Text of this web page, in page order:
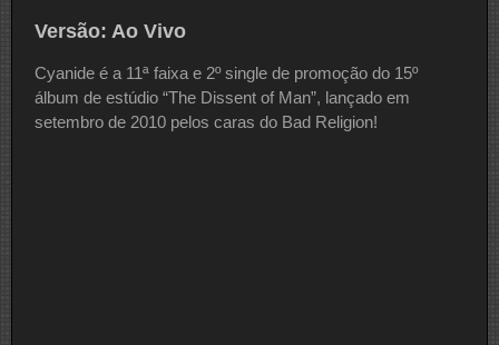
Versão: Ao Vivo
Cyanide é a 11ª faixa e 2º single de promoção do 15º
álbum de estúdio “The Dissent of Man”, lançado em
setembro de 2010 pelos caras do Bad Religion!